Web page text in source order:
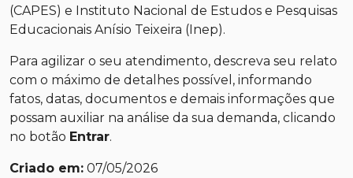
(CAPES) e Instituto Nacional de Estudos e Pesquisas
Educacionais Anísio Teixeira (Inep).
Para agilizar o seu atendimento, descreva seu relato
com o máximo de detalhes possível, informando
fatos, datas, documentos e demais informações que
possam auxiliar na análise da sua demanda, clicando
no botão Entrar.
Criado em: 07/05/2026